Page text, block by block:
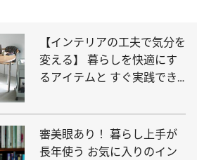
【インテリアの工夫で気分を
変える】 暮らしを快適にす
るアイテムと すぐ実践でき
審美眼あり！ 暮らし上手が
長年使う お気に入りのイン